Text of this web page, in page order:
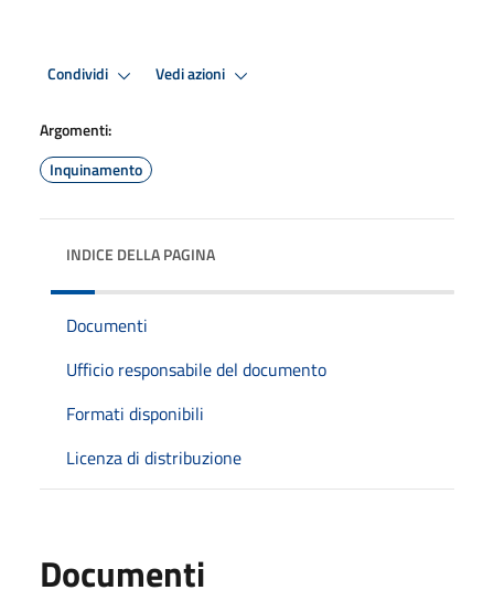
Condividi Vedi azioni
Argomenti:
Inquinamento
INDICE DELLA PAGINA
Documenti
Ufficio responsabile del documento
Formati disponibili
Licenza di distribuzione
Documenti